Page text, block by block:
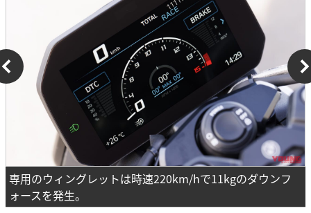
専用のウィングレットは時速220km/hで11kgのダウンフ
ォースを発生。